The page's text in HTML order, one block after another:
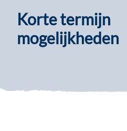
Korte termijn
mogelijkheden